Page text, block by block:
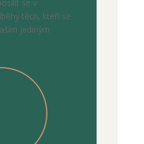
se v
těch, kteří se
jediným